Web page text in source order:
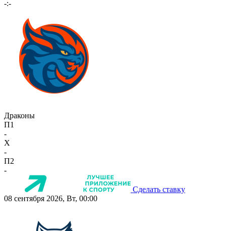
-:-
Драконы
П1
-
X
-
П2
-
Сделать ставку
08 сентября 2026, Вт, 00:00